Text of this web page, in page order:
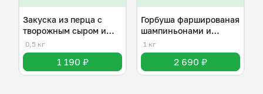
Закуска из перца с
творожным сыром и
орехами .
0,5 кг
1 190 ₽
Горбуша фаршированая
шампиньонами и
моцарелла .
1 кг
2 690 ₽